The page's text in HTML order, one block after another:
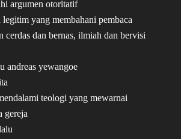
argumen otoritatif
legitim yang membahani pembaca
cerdas dan bernas, ilmiah dan bervisi
andreas yewangoe
teologi yang mewarnai
gereja